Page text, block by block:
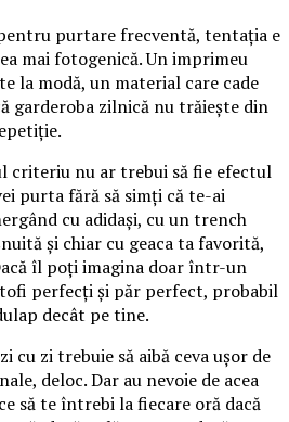
purtare frecventă, tentația e
mai fotogenică. Un imprimeu
la modă, un material care cade
garderoba zilnică nu trăiește din
criteriu nu ar trebui să fie efectul
purta fără să simți că te-ai
cu adidași, cu un trench
și chiar cu geaca ta favorită,
îl poți imagina doar într-un
perfecți și păr perfect, probabil
decât pe tine.
cu zi trebuie să aibă ceva ușor de
deloc. Dar au nevoie de acea
să te întrebi la fiecare oră dacă